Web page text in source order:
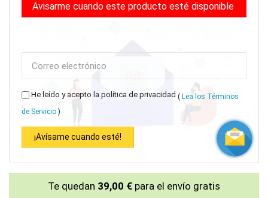
Avisarme cuando este producto esté disponible
He leído y acepto la política de privacidad ( Lea los Términos
de Servicio )
¡Avísame cuando esté!
Te quedan 39,00 € para el envío gratis